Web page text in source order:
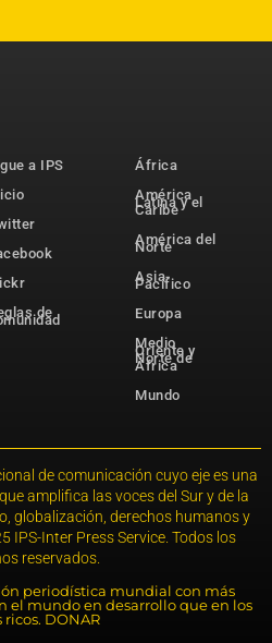
a IPS
de
África
América
Latina y el
Caribe
América del
Norte
Asia-
Pacífico
Europa
Medio
Oriente y
Norte de
África
Mundo
de comunicación cuyo eje es una
amplifica las voces del Sur y de la
globalización, derechos humanos y
IPS-Inter Press Service. Todos los
reservados.
periodística mundial con más
el mundo en desarrollo que en los
ricos. DONAR